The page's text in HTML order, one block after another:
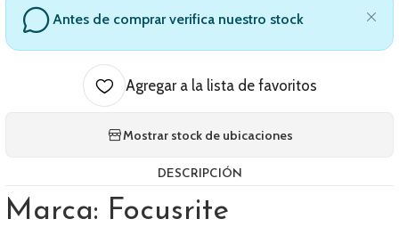
Antes de comprar verifica nuestro stock
Agregar a la lista de favoritos
Mostrar stock de ubicaciones
DESCRIPCIÓN
Marca: Focusrite